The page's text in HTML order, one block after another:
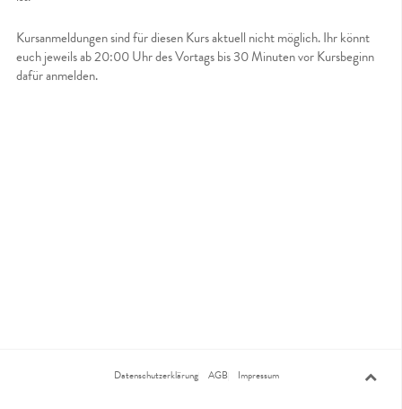
Kursanmeldungen sind für diesen Kurs aktuell nicht möglich. Ihr könnt
euch jeweils ab 20:00 Uhr des Vortags bis 30 Minuten vor Kursbeginn
dafür anmelden.
Datenschutzerklärung AGB Impressum